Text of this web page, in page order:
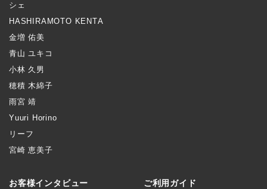
シェ
HASHIRAMOTO KENTA
金増 佑美
青山 ユキコ
小林 久男
穂積 木綿子
雨宮 靖
Yuuri Horino
リーフ
宮崎 恵美子
お客様インタビュー ご利用ガイド